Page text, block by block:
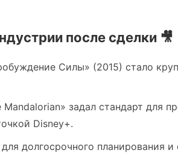
после сделки 🎥
Силы» (2015) стало
задал стандарт для
Disney+.
долгосрочного планирования и